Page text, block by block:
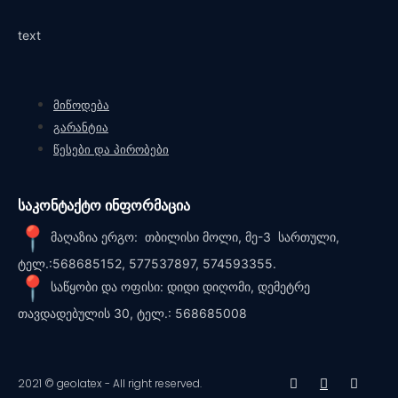
text
მიწოდება
გარანტია
წესები და პირობები
საკონტაქტო ინფორმაცია
მაღაზია ერგო: თბილისი მოლი, მე-3 სართული,
ტელ.:568685152, 577537897, 574593355.
საწყობი და ოფისი: დიდი დიღომი, დემეტრე
თავდადებულის 30, ტელ.: 568685008
2021 © geolatex - All right reserved.